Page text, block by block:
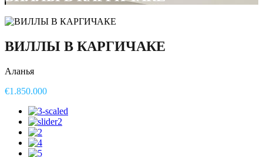
ВИЛЛЫ В КАРГИЧАКЕ
Аланья
€1.850.000